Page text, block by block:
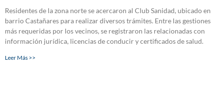
Residentes de la zona norte se acercaron al Club Sanidad, ubicado en
barrio Castañares para realizar diversos trámites. Entre las gestiones
más requeridas por los vecinos, se registraron las relacionadas con
información jurídica, licencias de conducir y certificados de salud.
Leer Más >>